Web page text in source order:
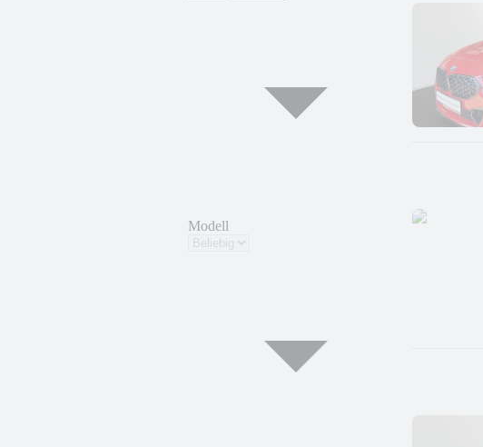
Modell